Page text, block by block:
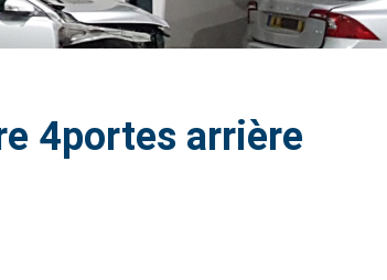
4portes arrière